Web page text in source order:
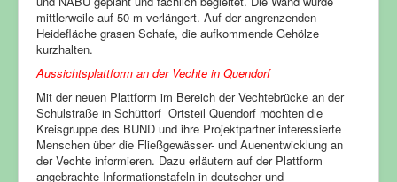
mittlerweile auf 50 m verlängert. Auf der angrenzenden
Heidefläche grasen Schafe, die aufkommende Gehölze
kurzhalten.
Aussichtsplattform an der Vechte in Quendorf
Mit der neuen Plattform im Bereich der Vechtebrücke an der
Schulstraße in Schüttorf Ortsteil Quendorf möchten die
Kreisgruppe des BUND und ihre Projektpartner interessierte
Menschen über die Fließgewässer- und Auenentwicklung an
der Vechte informieren. Dazu erläutern auf der Plattform
angebrachte Informationstafeln in deutscher und